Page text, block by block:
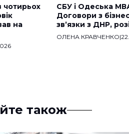
чотирьох
на
СБУ і Одеська
Договори з
звʼязки з ДНР,
ОЛЕНА КРАВЧЕНКО|
також